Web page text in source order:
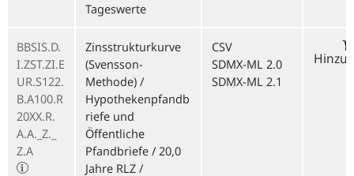
Tageswerte
BBSIS.D.
I.ZST.ZI.E
UR.S122.
B.A100.R
20XX.R.
A.A._Z._
Z.A
Zinsstrukturkurve
(Svensson-
Methode) /
Hypothekenpfandb
riefe und
Öffentliche
Pfandbriefe / 20,0
Jahre RLZ /
CSV
SDMX-ML 2.0
SDMX-ML 2.1